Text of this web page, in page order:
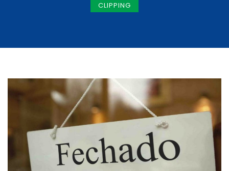
CLIPPING